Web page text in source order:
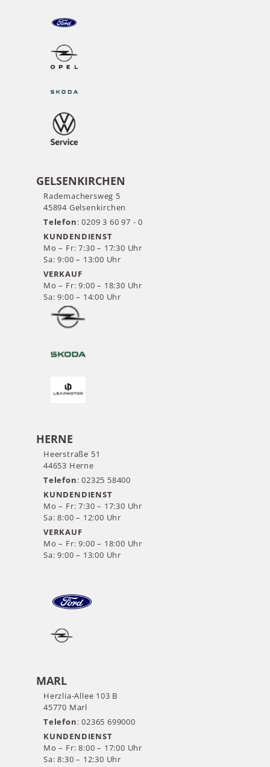
GELSENKIRCHEN
Rademachersweg 5
45894 Gelsenkirchen
Telefon: 0209 3 60 97 - 0
KUNDENDIENST
Mo – Fr: 7:30 – 17:30 Uhr
Sa: 9:00 – 13:00 Uhr
VERKAUF
Mo – Fr: 9:00 – 18:30 Uhr
Sa: 9:00 – 14:00 Uhr
HERNE
Heerstraße 51
44653 Herne
Telefon: 02325 58400
KUNDENDIENST
Mo – Fr: 7:30 – 17:30 Uhr
Sa: 8:00 – 12:00 Uhr
VERKAUF
Mo – Fr: 9:00 – 18:00 Uhr
Sa: 9:00 – 13:00 Uhr
MARL
Herzlia-Allee 103 B
45770 Marl
Telefon: 02365 699000
KUNDENDIENST
Mo – Fr: 8:00 – 17:00 Uhr
Sa: 8:30 – 12:30 Uhr